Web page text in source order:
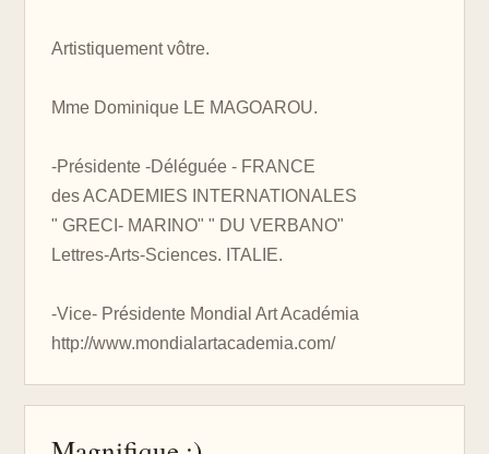
Artistiquement vôtre.
Mme Dominique LE MAGOAROU.
-Présidente -Déléguée - FRANCE
des ACADEMIES INTERNATIONALES
" GRECI- MARINO" " DU VERBANO"
Lettres-Arts-Sciences. ITALIE.
-Vice- Présidente Mondial Art Académia
http://www.mondialartacademia.com/